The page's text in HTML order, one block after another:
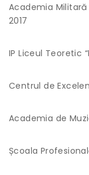
Academia Militară
2017
IP Liceul Teoretic
Centrul de
Academia de
Școala